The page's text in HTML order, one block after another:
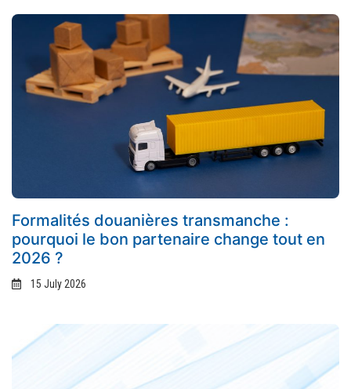
Formalités douanières transmanche :
pourquoi le bon partenaire change tout en
2026 ?
15 July 2026